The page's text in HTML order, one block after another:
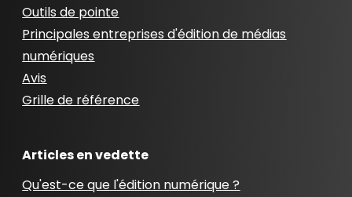
Outils de pointe
Principales entreprises d'édition de médias
numériques
Avis
Grille de référence
Articles en vedette
Qu'est-ce que l'édition numérique ?